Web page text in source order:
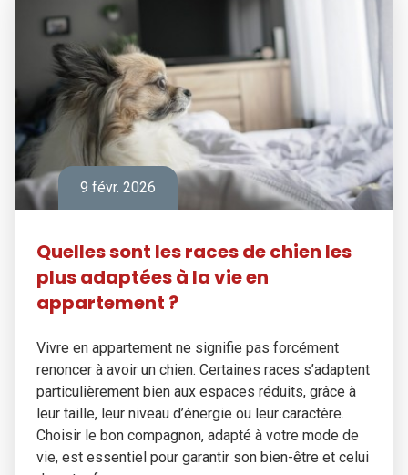
9 févr. 2026
Quelles sont les races de chien les
plus adaptées à la vie en
appartement ?
Vivre en appartement ne signifie pas forcément
renoncer à avoir un chien. Certaines races s’adaptent
particulièrement bien aux espaces réduits, grâce à
leur taille, leur niveau d’énergie ou leur caractère.
Choisir le bon compagnon, adapté à votre mode de
vie, est essentiel pour garantir son bien-être et celui